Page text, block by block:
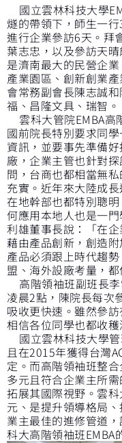
國立雲林科技大學
燧的帶領下，師生一
進行企業參訪6天。拜
葉志忠，以及參訪天
是濟南最大的民營企
產業園區、創新創業
會常務副會長陳志誠
福、昌隆文具、瑞智。
雲科大管院EMBA高
國前院長特別要求同
資訊，並要事先準備
廠，企業主管也針對
問，台商也都相當無
充實。近年來大陸成
在地幹部也都特別聰
何應用本地人也是一
利雄董事長說：「在
藉由產品創新，創造
產品必須跟上時代趨
盟、海外設廠考量，
高階領袖班副班長
凌晨2點，陳院長每次
吸收更快速。雖然參
相信各位同學也都收穫
國立雲林科技大學管
且在2015年獲得台灣
定。而高階領袖班整
多元且符合企業主所
拓展其國際視野。雲
元、是提升領導格局
業主最佳的進修管道
科大高階領袖班EMBA